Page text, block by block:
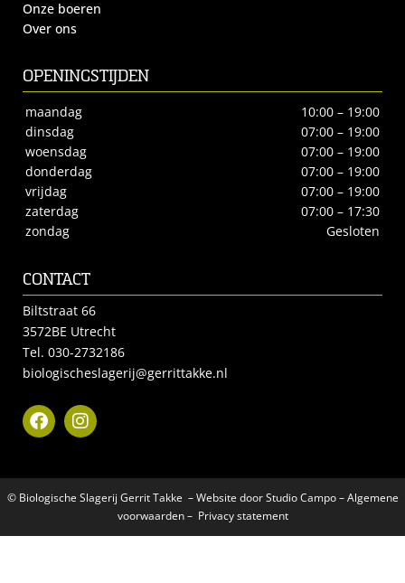
Onze boeren
Over ons
OPENINGSTIJDEN
maandag
10:00 – 19:00
dinsdag
07:00 – 19:00
woensdag
07:00 – 19:00
donderdag
07:00 – 19:00
vrijdag
07:00 – 19:00
zaterdag
07:00 – 17:30
zondag
Gesloten
CONTACT
Biltstraat 66
3572BE Utrecht
Tel. 030-2732186
biologischeslagerij@gerrittakke.nl
© Biologische Slagerij Gerrit Takke – Website doorStudio Campo–Algemene
voorwaarden– Privacy statement